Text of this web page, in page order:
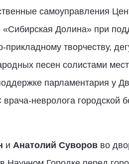
самоуправления
Долина» при
творчеству,
песен солистами
парламентария у
невролога городской
и Анатолий Суворовво